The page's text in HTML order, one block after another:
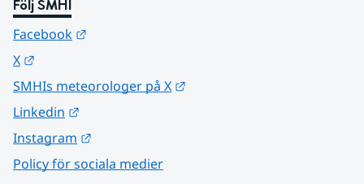
Följ SMHI
Facebook
X
SMHIs meteorologer på X
Linkedin
Instagram
Policy för sociala medier